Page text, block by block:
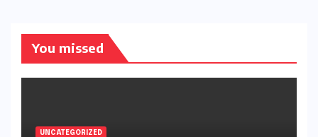
You missed
UNCATEGORIZED